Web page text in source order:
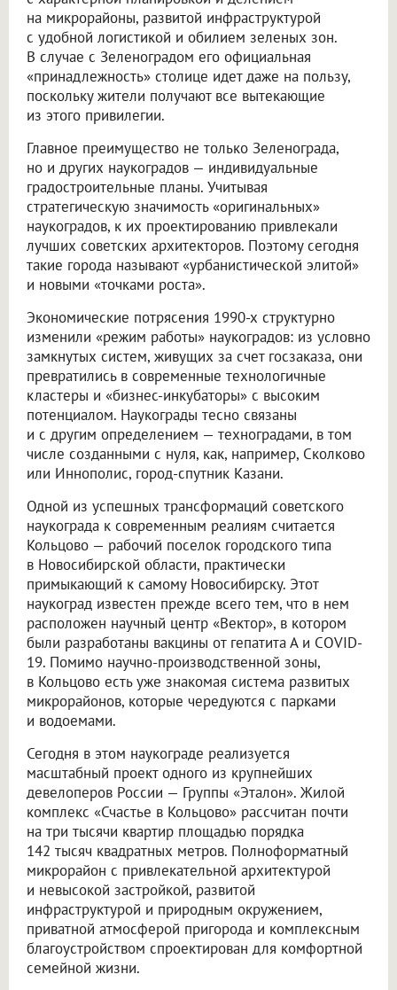
на микрорайоны, развитой инфраструктурой
с удобной логистикой и обилием зеленых зон.
В случае с Зеленоградом его официальная
«принадлежность» столице идет даже на пользу,
поскольку жители получают все вытекающие
из этого привилегии.
Главное преимущество не только Зеленограда,
но и других наукоградов — индивидуальные
градостроительные планы. Учитывая
стратегическую значимость «оригинальных»
наукоградов, к их проектированию привлекали
лучших советских архитекторов. Поэтому сегодня
такие города называют «урбанистической элитой»
и новыми «точками роста».
Экономические потрясения 1990-х структурно
изменили «режим работы» наукоградов: из условно
замкнутых систем, живущих за счет госзаказа, они
превратились в современные технологичные
кластеры и «бизнес-инкубаторы» с высоким
потенциалом. Наукограды тесно связаны
и с другим определением — техноградами, в том
числе созданными с нуля, как, например, Сколково
или Иннополис, город-спутник Казани.
Одной из успешных трансформаций советского
наукограда к современным реалиям считается
Кольцово — рабочий поселок городского типа
в Новосибирской области, практически
примыкающий к самому Новосибирску. Этот
наукоград известен прежде всего тем, что в нем
расположен научный центр «Вектор», в котором
были разработаны вакцины от гепатита А и COVID-
19. Помимо научно-производственной зоны,
в Кольцово есть уже знакомая система развитых
микрорайонов, которые чередуются с парками
и водоемами.
Сегодня в этом наукограде реализуется
масштабный проект одного из крупнейших
девелоперов России — Группы «Эталон». Жилой
комплекс «Счастье в Кольцово» рассчитан почти
на три тысячи квартир площадью порядка
142 тысяч квадратных метров. Полноформатный
микрорайон с привлекательной архитектурой
и невысокой застройкой, развитой
инфраструктурой и природным окружением,
приватной атмосферой пригорода и комплексным
благоустройством спроектирован для комфортной
семейной жизни.